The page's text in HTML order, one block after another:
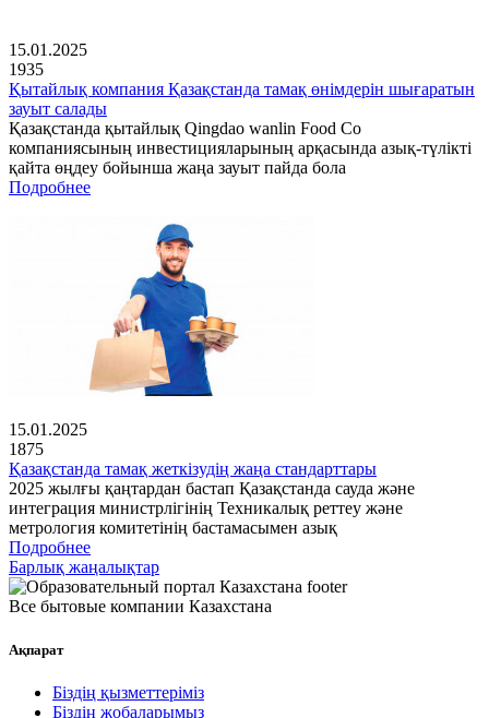
15.01.2025
1935
Қытайлық компания Қазақстанда тамақ өнімдерін шығаратын
зауыт салады
Қазақстанда қытайлық Qingdao wanlin Food Co
компаниясының инвестицияларының арқасында азық-түлікті
қайта өңдеу бойынша жаңа зауыт пайда бола
Подробнее
15.01.2025
1875
Қазақстанда тамақ жеткізудің жаңа стандарттары
2025 жылғы қаңтардан бастап Қазақстанда сауда және
интеграция министрлігінің Техникалық реттеу және
метрология комитетінің бастамасымен азық
Подробнее
Барлық жаңалықтар
Все бытовые компании Казахстана
Ақпарат
Біздің қызметтеріміз
Біздің жобаларымыз